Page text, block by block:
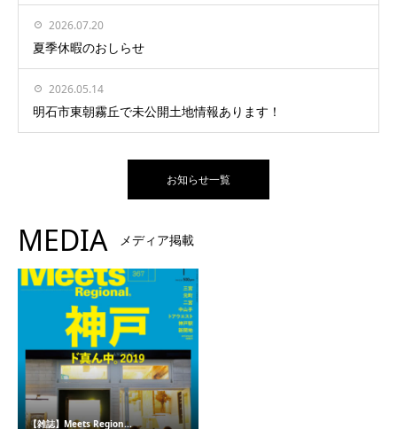
2026.07.20
夏季休暇のおしらせ
2026.05.14
明石市東朝霧丘で未公開土地情報あります！
お知らせ一覧
MEDIA メディア掲載
【雑誌】Meets Region...